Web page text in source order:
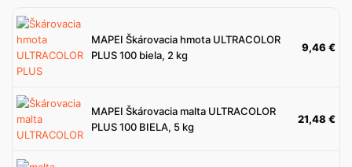
MAPEI Škárovacia hmota ULTRACOLOR
PLUS 100 biela, 2 kg
9,46€
MAPEI Škárovacia malta ULTRACOLOR
PLUS 100 BIELA, 5 kg
21,48€